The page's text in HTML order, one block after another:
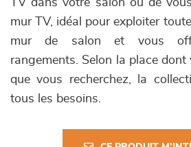
TV dans votre salon ou de
mur TV, idéal pour exploiter
mur de salon et vous
rangements. Selon la place
que vous recherchez, la
tous les besoins.